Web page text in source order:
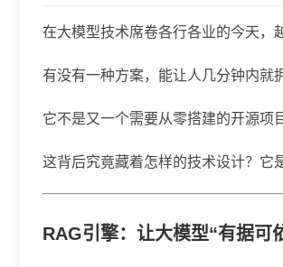
在大模型技术席卷各行各业的今天
有没有一种方案，能让人几分钟内就
它不是又一个需要从零搭建的开源项
这背后究竟藏着怎样的技术设计？它
RAG引擎：让大模型“有据可